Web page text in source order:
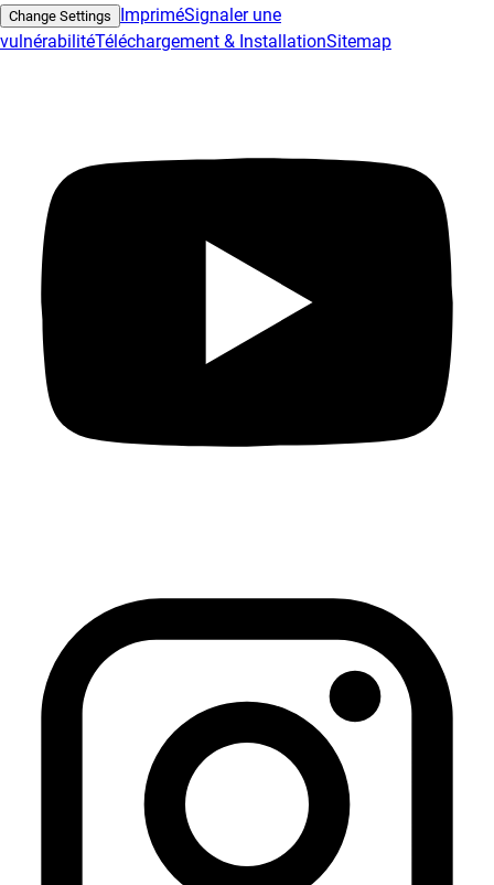
Change Settings ImpriméSignaler une
vulnérabilitéTéléchargement & InstallationSitemap